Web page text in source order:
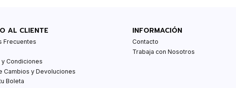
AL CLIENTE
Frecuentes
Condiciones
Cambios y Devoluciones
Boleta
INFORMACIÓN
Contacto
Trabaja con Nosotros